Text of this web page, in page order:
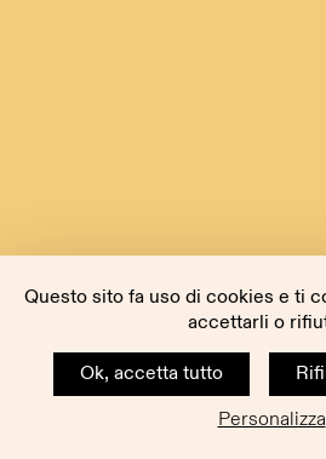
Questo sito fa uso di cookies e ti
accettarli o
Ok, accetta tutto
Personalizza